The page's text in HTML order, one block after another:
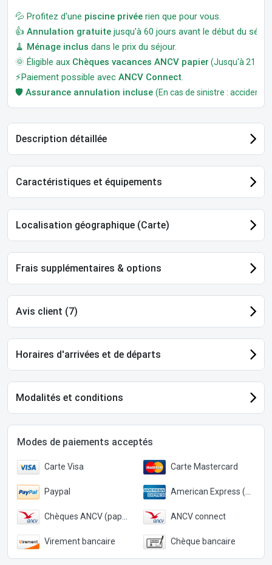
💦 Profitez d'une piscine privée rien que pour vous.
👍 Annulation gratuite jusqu'à 60 jours avant le début du
🧹 Ménage inclus dans le prix du séjour.
🌞 Éligible aux Chèques vacances ANCV papier (Jusqu'à 21
⚡Paiement possible avec ANCV Connect.
🛡️ Assurance annulation incluse (En cas de sinistre : accident,
Description détaillée
Caractéristiques et équipements
Localisation géographique (Carte)
Frais supplémentaires & options
Avis client (7)
Horaires d'arrivées et de départs
Modalités et conditions
Modes de paiements acceptés
Carte Visa Carte Mastercard
Paypal American Express (Paypal)
Chèques ANCV (papier) ANCV connect
Virement bancaire Chèque bancaire